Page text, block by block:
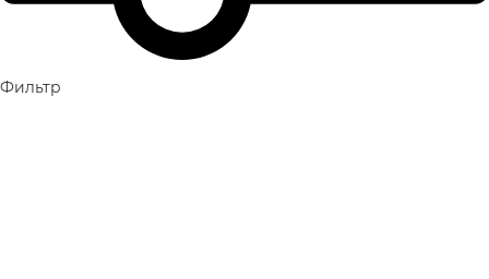
Фильтр